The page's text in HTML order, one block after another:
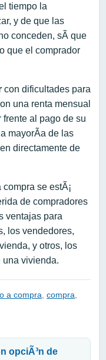
tiempo la
y de que las
conceden, sÃ­ que
que el comprador
con dificultades para
una renta mensual
al pago de su
mayorÃ­a de las
directamente de
se estÃ¡
de compradores
ventajas para
los vendedores,
y otros, los
una vivienda.
a compra compra
opciÃ³n de